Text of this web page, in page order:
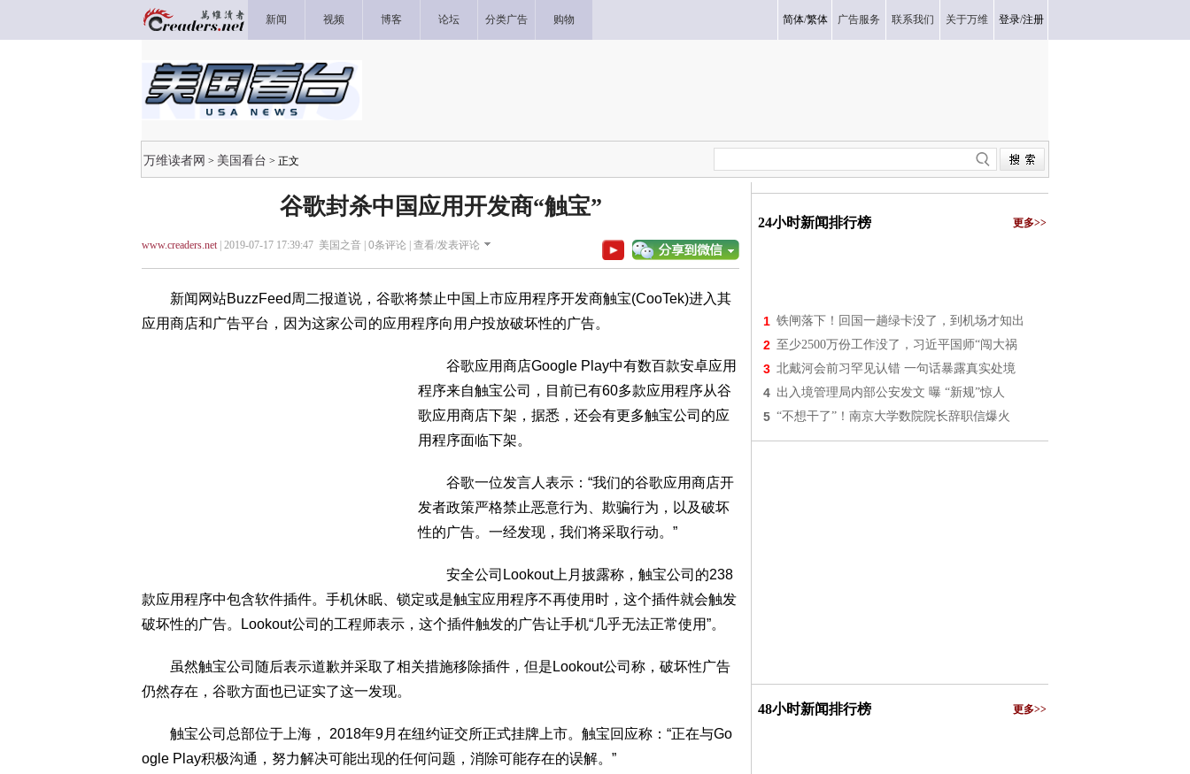
新闻 视频 博客 论坛 分类广告 购物 简体/繁体 广告服务 联系我们 关于万维 登录/注册
万维读者网 > 美国看台 > 正文
谷歌封杀中国应用开发商“触宝”
www.creaders.net| 2019-07-17 17:39:47 美国之音 | 0条评论 | 查看/发表评论
新闻网站BuzzFeed周二报道说，谷歌将禁止中国上市应用程序开发商触宝(CooTek)进入其
应用商店和广告平台，因为这家公司的应用程序向用户投放破坏性的广告。
谷歌应用商店Google Play中有数百款安卓应用
程序来自触宝公司，目前已有60多款应用程序从谷
歌应用商店下架，据悉，还会有更多触宝公司的应
用程序面临下架。
谷歌一位发言人表示：“我们的谷歌应用商店开
发者政策严格禁止恶意行为、欺骗行为，以及破坏
性的广告。一经发现，我们将采取行动。”
安全公司Lookout上月披露称，触宝公司的238
款应用程序中包含软件插件。手机休眠、锁定或是触宝应用程序不再使用时，这个插件就会触发
破坏性的广告。Lookout公司的工程师表示，这个插件触发的广告让手机“几乎无法正常使用”。
虽然触宝公司随后表示道歉并采取了相关措施移除插件，但是Lookout公司称，破坏性广告
仍然存在，谷歌方面也已证实了这一发现。
触宝公司总部位于上海， 2018年9月在纽约证交所正式挂牌上市。触宝回应称：“正在与Go
ogle Play积极沟通，努力解决可能出现的任何问题，消除可能存在的误解。”
24小时新闻排行榜 更多>>
1 铁闸落下！回国一趟绿卡没了，到机场才知出
2 至少2500万份工作没了，习近平国师“闯大祸
3 北戴河会前习罕见认错 一句话暴露真实处境
4 出入境管理局内部公安发文 曝 “新规”惊人
5 “不想干了”！南京大学数院院长辞职信爆火
48小时新闻排行榜 更多>>